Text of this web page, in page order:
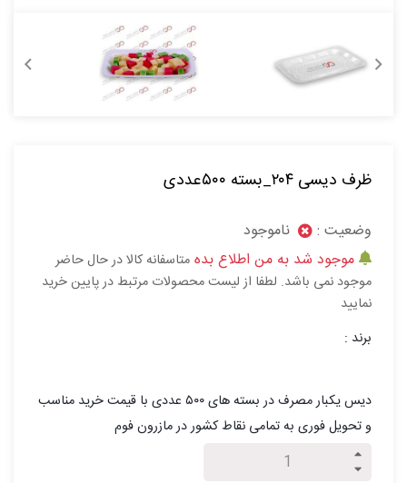
ظرف دیسی ۲۰۴_بسته ۵۰۰عددی
وضعیت :
ناموجود
موجود شد به من اطلاع بده متاسفانه کالا در حال حاضر
موجود نمی باشد. لطفا از لیست محصولات مرتبط در پایین خرید
نمایید
برند :
دیس یکبار مصرف در بسته های ۵۰۰ عددی با قیمت خرید مناسب
و تحویل فوری به تمامی نقاط کشور در مازرون فوم